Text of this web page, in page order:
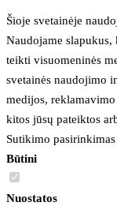
Šioje svetainėje
Naudojame
teikti visuomeninės
svetainės naudojimo
medijos,
kitos jūsų pateiktos
Sutikimo pasirinkimas
Būtini
Nuostatos